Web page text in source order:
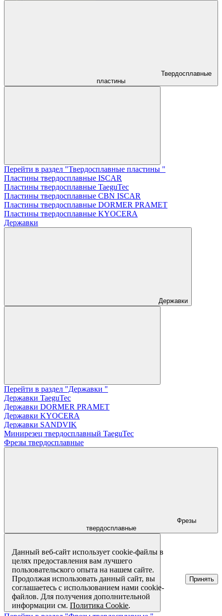
Твердосплавные
пластины
Перейти в раздел "Твердосплавные пластины "
Пластины твердосплавные ISCAR
Пластины твердосплавные TaeguTec
Пластины твердосплавные CBN ISCAR
Пластины твердосплавные DORMER PRAMET
Пластины твердосплавные KYOCERA
Державки
Державки
Перейти в раздел "Державки "
Державки TaeguTec
Державки DORMER PRAMET
Державки KYOCERA
Державки SANDVIK
Минирезец твердосплавный TaeguTec
Фрезы твердосплавные
Фрезы
твердосплавные
Данный веб-сайт использует cookie-файлы в
целях предоставления вам лучшего
пользовательского опыта на нашем сайте.
Продолжая использовать данный сайт, вы
соглашаетесь с использованием нами cookie-
файлов. Для получения дополнительной
информации см.Политика Cookie.
Принять